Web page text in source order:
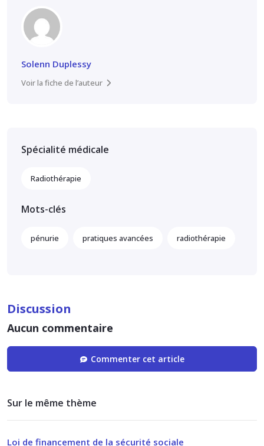
Solenn Duplessy
Voir la fiche de l’auteur
Spécialité médicale
Radiothérapie
Mots-clés
pénurie pratiques avancées radiothérapie
Discussion
Aucun commentaire
Commenter cet article
Sur le même thème
Loi de financement de la sécurité sociale